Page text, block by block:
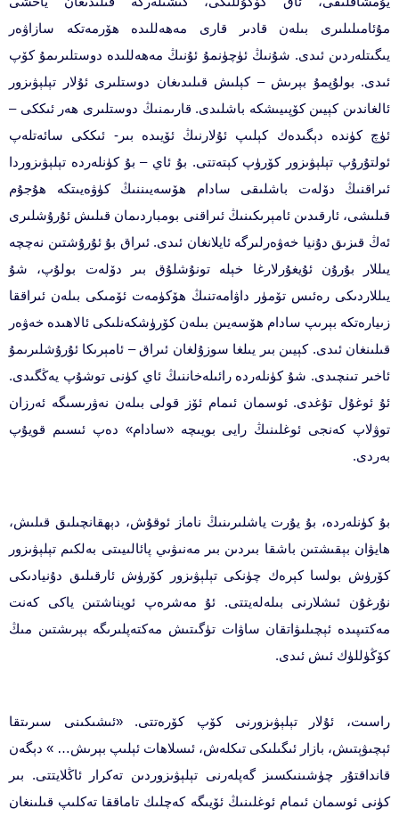
مۇئامىلىلىرى بىلەن قادىر قارى مەھەللىدە ھۆرمەتكە سازاۋەر
يىگىتلەردىن ئىدى. شۇنىڭ ئۈچۈنمۇ ئۇنىڭ مەھەللىدە دوستلىرىمۇ كۆپ
ئىدى. بولۇپمۇ بېرىش – كېلىش قىلىدىغان دوستلىرى ئۇلار تېلېۋىزور
ئالغاندىن كېيىن كۆپىيىشكە باشلىدى. قارىمنىڭ دوستلىرى ھەر ئىككى –
ئۈچ كۈندە دېگىدەك كېلىپ ئۇلارنىڭ ئۆيىدە بىر- ئىككى سائەتلەپ
ئولتۇرۇپ تېلېۋىزور كۆرۈپ كېتەتتى. بۇ ئاي – بۇ كۈنلەردە تېلېۋىزوردا
ئىراقنىڭ دۆلەت باشلىقى سادام ھۆسەيىننىڭ كۈۋەيىتكە ھۇجۇم
قىلىشى، ئارقىدىن ئامېرىكىنىڭ ئىراقنى بومباردىمان قىلىش ئۇرۇشلىرى
ئەڭ قىزىق دۇنيا خەۋەرلىرگە ئايلانغان ئىدى. ئىراق بۇ ئۇرۇشتىن نەچچە
يىللار بۇرۇن ئۇيغۇرلارغا خېلە تونۇشلۇق بىر دۆلەت بولۇپ، شۇ
يىللاردىكى رەئىس تۆمۈر داۋامەتنىڭ ھۆكۈمەت ئۆمىكى بىلەن ئىراققا
زىيارەتكە بېرىپ سادام ھۆسەيىن بىلەن كۆرۈشكەنلىكى ئالاھىدە خەۋەر
قىلىنغان ئىدى. كېيىن بىر يىلغا سوزۇلغان ئىراق – ئامېرىكا ئۇرۇشلىرىمۇ
ئاخىر تىنچىدى. شۇ كۈنلەردە رائىلەخاننىڭ ئاي كۈنى توشۇپ يەڭگىدى.
ئۇ ئوغۇل تۇغدى. ئوسمان ئىمام ئۆز قولى بىلەن نەۋرىسىگە ئەرزان
توۋلاپ كەنجى ئوغلىنىڭ رايى بويىچە «سادام» دەپ ئىسىم قويۇپ
بەردى.
بۇ كۈنلەردە، بۇ يۇرت ياشلىرىنىڭ ناماز ئوقۇش، دېھقانچىلىق قىلىش،
ھايۋان بېقىشتىن باشقا بىردىن بىر مەنىۋىي پائالىيىتى بەلكىم تېلېۋىزور
كۆرۈش بولسا كېرەك چۈنكى تېلېۋىزور كۆرۈش ئارقىلىق دۇنيادىكى
نۇرغۇن ئىشلارنى بىلەلەيتتى. ئۇ مەشرەپ ئويناشتىن ياكى كەنت
مەكتىپىدە ئېچىلىۋاتقان ساۋات تۈگىتىش مەكتەپلىرىگە بېرىشتىن مىڭ
كۆڭۈللۈك ئىش ئىدى.
راسىت، ئۇلار تېلېۋىزورنى كۆپ كۆرەتتى. «ئىشىكىنى سىرىتقا
ئېچىۋېتىش، بازار ئىگىلىكى تىكلەش، ئىسلاھات ئېلىپ بېرىش… » دېگەن
قانداقتۇر چۈشىنىكسىز گەپلەرنى تېلېۋىزوردىن تەكرار ئاڭلايتتى. بىر
كۈنى ئوسمان ئىمام ئوغلىنىڭ ئۆيىگە كەچلىك تاماققا تەكلىپ قىلىنغان